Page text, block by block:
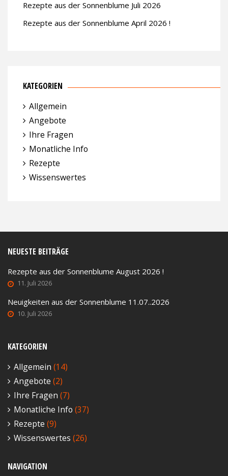
Rezepte aus der Sonnenblume Juli 2026
Rezepte aus der Sonnenblume April 2026 !
KATEGORIEN
Allgemein
Angebote
Ihre Fragen
Monatliche Info
Rezepte
Wissenswertes
NEUESTE BEITRÄGE
Rezepte aus der Sonnenblume August 2026 !
11. Juli 2026
Neuigkeiten aus der Sonnenblume 11.07..2026
10. Juli 2026
KATEGORIEN
Allgemein (14)
Angebote (2)
Ihre Fragen (7)
Monatliche Info (37)
Rezepte (9)
Wissenswertes (26)
NAVIGATION